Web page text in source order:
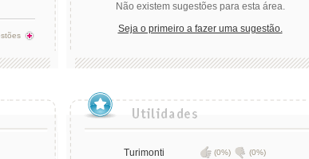
Não existem sugestões para esta área.
Seja o primeiro a fazer uma sugestão.
Turimonti (0%) (0%)